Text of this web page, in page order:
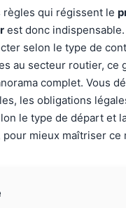
règles qui régissent le
est donc indispensable.
selon le type de
au secteur routier, ce
complet. Vous
les obligations
le type de départ et
mieux maîtriser ce